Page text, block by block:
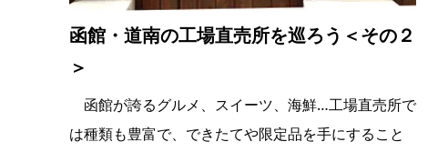
函館・道南の工場直売所を巡ろう＜その２
＞
函館が誇るグルメ、スイーツ、海鮮…工場直売所で
は種類も豊富で、できたてや限定品を手にすること